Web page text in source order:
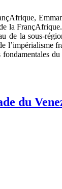
la
de la sous-
du